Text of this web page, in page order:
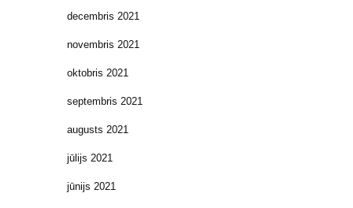
decembris 2021
novembris 2021
oktobris 2021
septembris 2021
augusts 2021
jūlijs 2021
jūnijs 2021